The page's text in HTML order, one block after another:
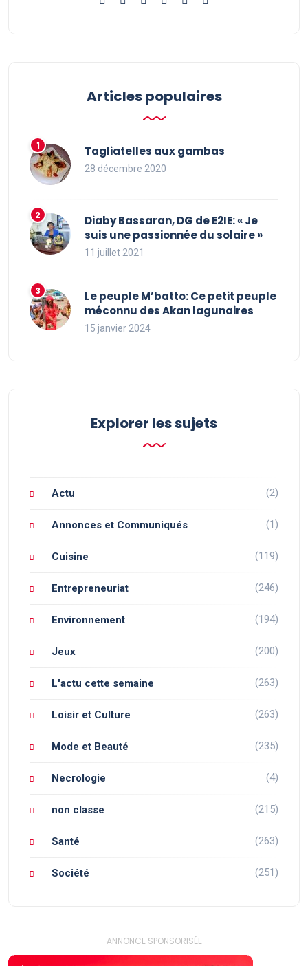
Articles populaires
Tagliatelles aux gambas
28 décembre 2020
Diaby Bassaran, DG de E2IE: « Je
suis une passionnée du solaire »
11 juillet 2021
Le peuple M’batto: Ce petit peuple
méconnu des Akan lagunaires
15 janvier 2024
Explorer les sujets
Actu (2)
Annonces et Communiqués (1)
Cuisine (119)
Entrepreneuriat (246)
Environnement (194)
Jeux (200)
L'actu cette semaine (263)
Loisir et Culture (263)
Mode et Beauté (235)
Necrologie (4)
non classe (215)
Santé (263)
Société (251)
- ANNONCE SPONSORISÉE -